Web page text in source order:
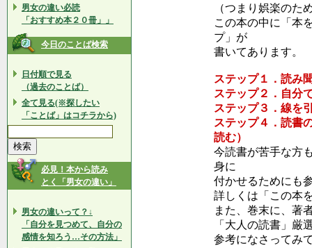
男女の違い必読
「おすすめ本２０冊」」
今日のことば検索
日付順で見る
（過去のことば）
全て見る(※探したい
「ことば」はコチラから)
必見！本から読み
とく「男女の違い」
男女の違いって？↓
「自分を見つめて、自分の
感情を知ろう…その方法」
（つまり娯楽のた
この本の中に「本
プ」が
書いてあります。
ステップ１．読み
ステップ２．自分
ステップ３．線
ステップ４．読書
読む）
今読書が苦手な方
身に
付かせるためにも
詳しくは「この本
また、巻末に、著
「大人の読書」厳
参考になさってみ